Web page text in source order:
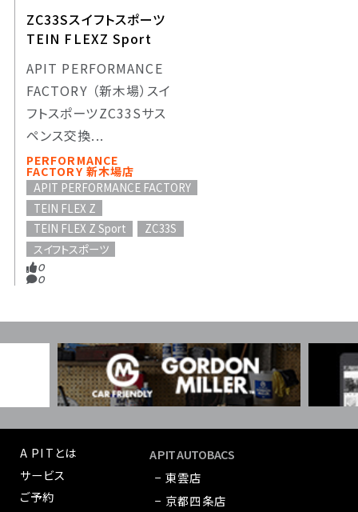
ZC33Sスイフトスポーツ
TEIN FLEXZ Sport
APIT PERFORMANCE
FACTORY （新木場）スイ
フトスポーツZC33Sサス
ペンス交換...
PERFORMANCE
FACTORY 新木場店
APIT PERFORMANCE FACTORY
TEIN FLEX Z
TEIN FLEX Z Sport
ZC33S
スイフトスポーツ
0
0
A PITとは
サービス
ご予約
A PIT AUTOBACS
− 東雲店
− 京都四条店